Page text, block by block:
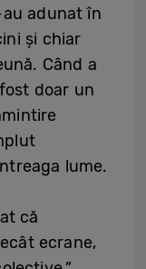
adunat în
și chiar
Când a
doar un
lume.
că
ecrane,